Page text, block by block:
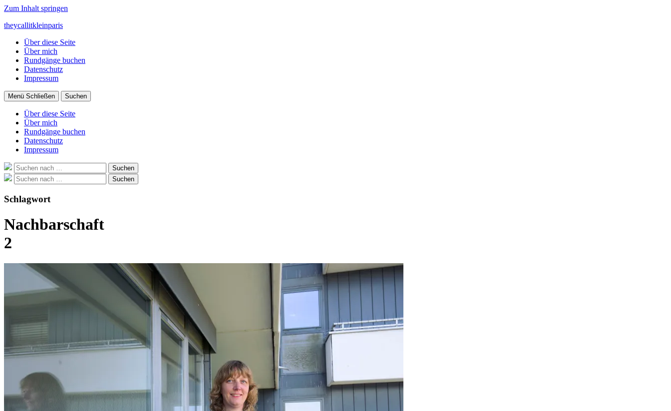
Zum Inhalt springen
theycallitkleinparis
Über diese Seite
Über mich
Rundgänge buchen
Datenschutz
Impressum
Menü Schließen Suchen
Über diese Seite
Über mich
Rundgänge buchen
Datenschutz
Impressum
Suche
nach:
Suchen
Suche
nach:
Suchen
Schlagwort
Nachbarschaft
2